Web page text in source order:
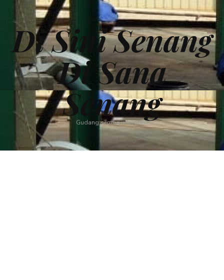
Di Sini Senang
Di Sana
Senang
Gudang semua informasi